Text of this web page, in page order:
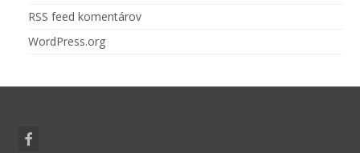
RSS feed komentárov
WordPress.org